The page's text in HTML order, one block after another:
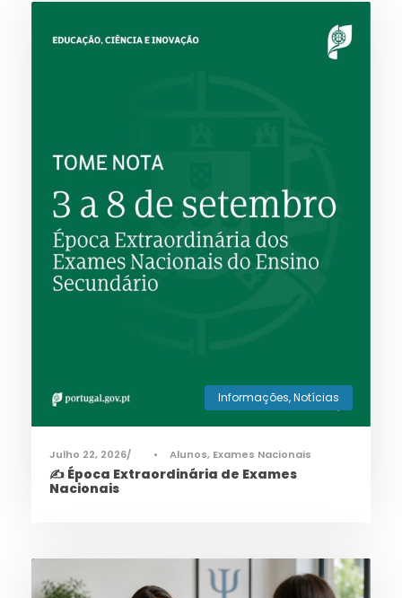
Informações,Notícias
Julho 22, 2026 • Alunos, Exames Nacionais
✍️ Época Extraordinária de Exames
Nacionais